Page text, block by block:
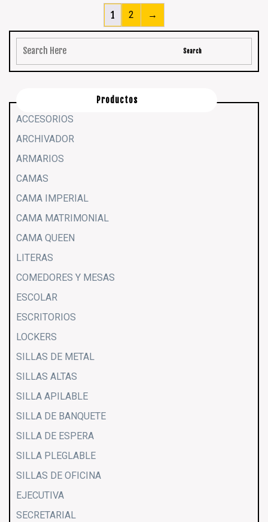
1 2 →
Productos
ACCESORIOS
ARCHIVADOR
ARMARIOS
CAMAS
CAMA IMPERIAL
CAMA MATRIMONIAL
CAMA QUEEN
LITERAS
COMEDORES Y MESAS
ESCOLAR
ESCRITORIOS
LOCKERS
SILLAS DE METAL
SILLAS ALTAS
SILLA APILABLE
SILLA DE BANQUETE
SILLA DE ESPERA
SILLA PLEGLABLE
SILLAS DE OFICINA
EJECUTIVA
SECRETARIAL